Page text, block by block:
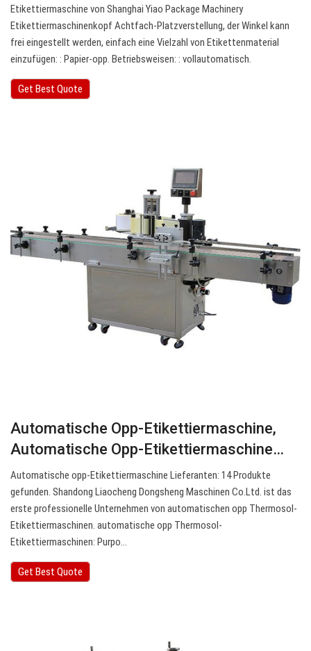
Etikettiermaschine von Shanghai Yiao Package Machinery
Etikettiermaschinenkopf Achtfach-Platzverstellung, der Winkel kann
frei eingestellt werden, einfach eine Vielzahl von Etikettenmaterial
einzufügen: : Papier-opp. Betriebsweisen: : vollautomatisch.
Get Best Quote
Automatische Opp-Etikettiermaschine,
Automatische Opp-Etikettiermaschine…
Automatische opp-Etikettiermaschine Lieferanten: 14 Produkte
gefunden. Shandong Liaocheng Dongsheng Maschinen Co.Ltd. ist das
erste professionelle Unternehmen von automatischen opp Thermosol-
Etikettiermaschinen. automatische opp Thermosol-
Etikettiermaschinen: Purpo…
Get Best Quote